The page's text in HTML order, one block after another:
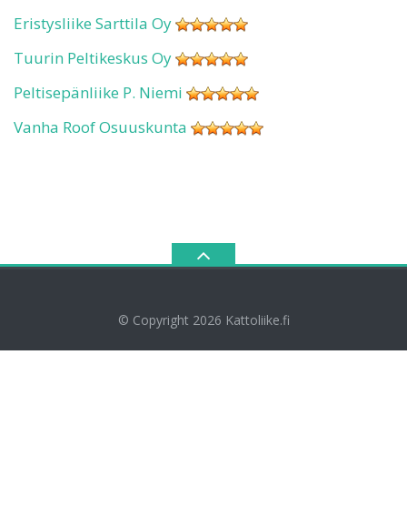
Eristysliike Sarttila Oy
Tuurin Peltikeskus Oy
Peltisepänliike P. Niemi
Vanha Roof Osuuskunta
© Copyright 2026 Kattoliike.fi